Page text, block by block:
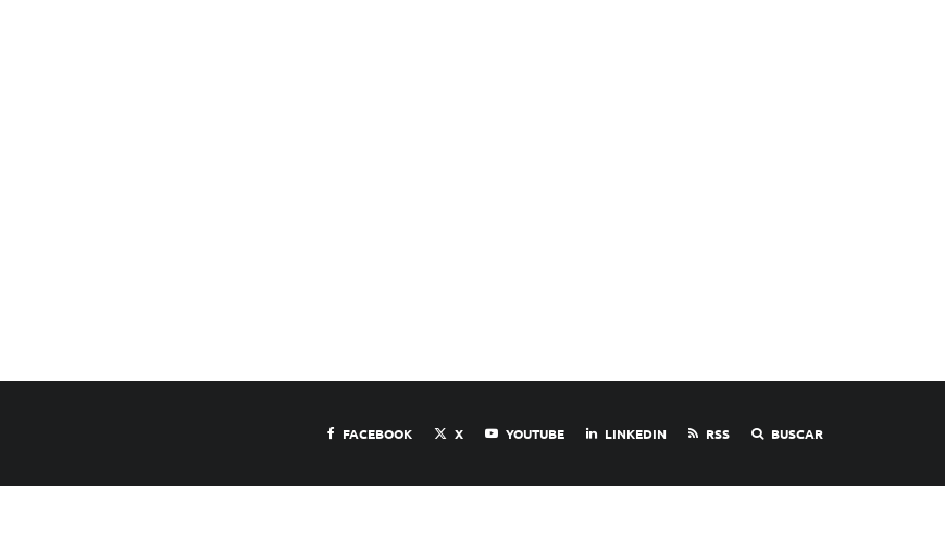
FACEBOOK X YOUTUBE LINKEDIN RSS BUSCAR